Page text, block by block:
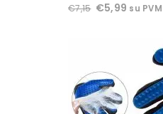
of
€7,15 €5,99 su PVM